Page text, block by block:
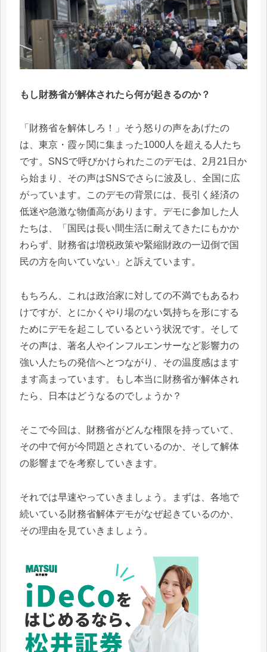
もし財務省が解体されたら何が起きるのか？
「財務省を解体しろ！」そう怒りの声をあげたの
は、東京・霞ヶ関に集まった1000人を超える人たち
です。SNSで呼びかけられたこのデモは、2月21日か
ら始まり、その声はSNSでさらに波及し、全国に広
がっています。このデモの背景には、長引く経済の
低迷や急激な物価高があります。デモに参加した人
たちは、「国民は長い間生活に耐えてきたにもかか
わらず、財務省は増税政策や緊縮財政の一辺倒で国
民の方を向いていない」と訴えています。
もちろん、これは政治家に対しての不満でもあるわ
けですが、とにかくやり場のない気持ちを形にする
ためにデモを起こしているという状況です。そして
その声は、著名人やインフルエンサーなど影響力の
強い人たちの発信へとつながり、その温度感はます
ます高まっています。もし本当に財務省が解体され
たら、日本はどうなるのでしょうか？
そこで今回は、財務省がどんな権限を持っていて、
その中で何が今問題とされているのか、そして解体
の影響までを考察していきます。
それでは早速やっていきましょう。まずは、各地で
続いている財務省解体デモがなぜ起きているのか、
その理由を見ていきましょう。